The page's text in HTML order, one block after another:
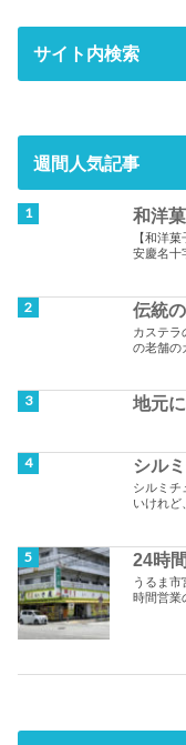
サイト内検索
週間人気記事
和洋
【和洋
安慶名十
伝統
カステラ
の老舗の
地元
シル
シルミチ
いけれど
24時
うるま
時間営業